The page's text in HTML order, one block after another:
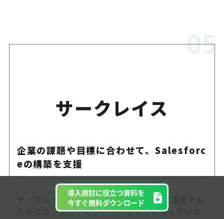
導入検討に役立つ資料を
今すぐ無料ダウンロード
サークレイス
企業の課題や目標に合わせて、Salesforc
eの構築を支援
サークレイスは、Salesforceを効果的に活用する
ためのコンサルティングサービスを提供していま